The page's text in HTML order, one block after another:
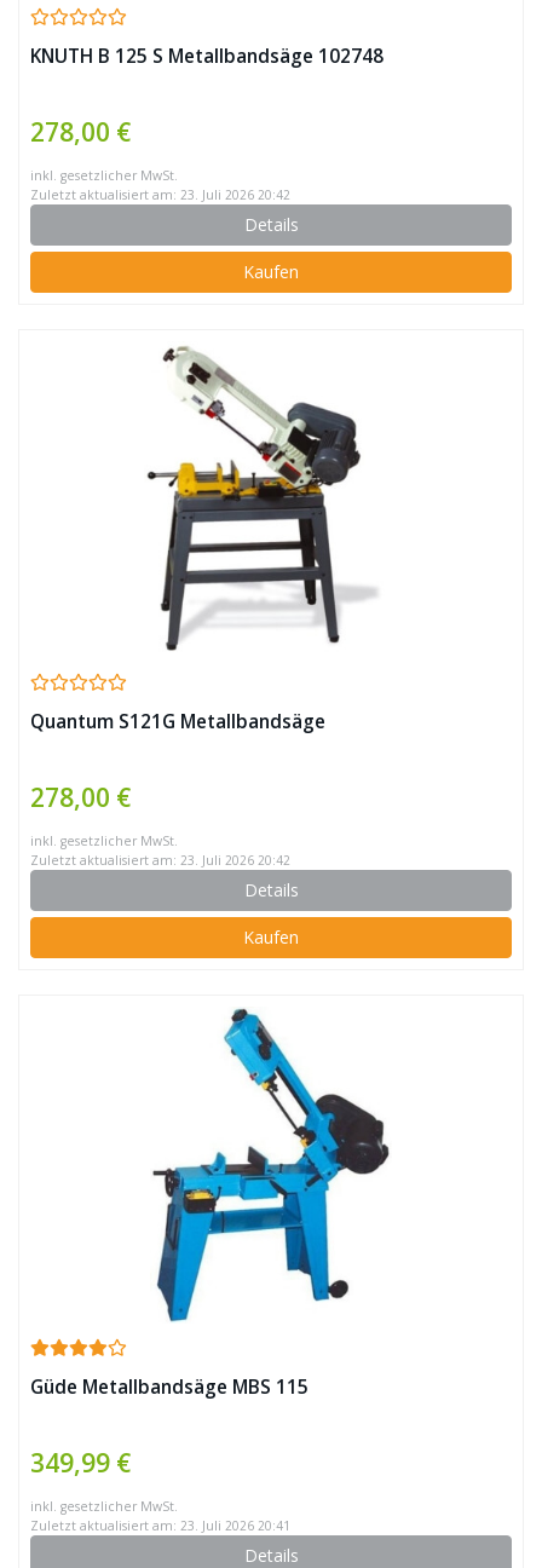
KNUTH B 125 S Metallbandsäge 102748
278,00 €
inkl. gesetzlicher MwSt.
Zuletzt aktualisiert am: 23. Juli 2026 20:42
Details
Kaufen
Quantum S121G Metallbandsäge
278,00 €
inkl. gesetzlicher MwSt.
Zuletzt aktualisiert am: 23. Juli 2026 20:42
Details
Kaufen
Güde Metallbandsäge MBS 115
349,99 €
inkl. gesetzlicher MwSt.
Zuletzt aktualisiert am: 23. Juli 2026 20:41
Details